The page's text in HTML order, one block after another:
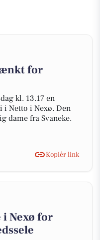
for
kl. 13.17 en
i Netto i Nexø. Den
dame fra Svaneke.
Kopiér link
i Nexø for